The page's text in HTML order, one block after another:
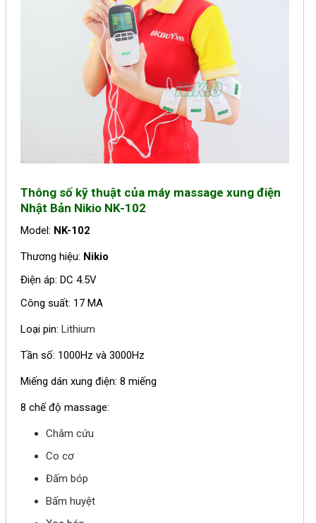
Thông số kỹ thuật của máy massage xung điện
Nhật Bản Nikio NK-102
Model: NK-102
Thương hiệu: Nikio
Điện áp: DC 4.5V
Công suất: 17 MA
Loại pin: Lithium
Tần số: 1000Hz và 3000Hz
Miếng dán xung điện: 8 miếng
8 chế độ massage:
Châm cứu
Co cơ
Đấm bóp
Bấm huyệt